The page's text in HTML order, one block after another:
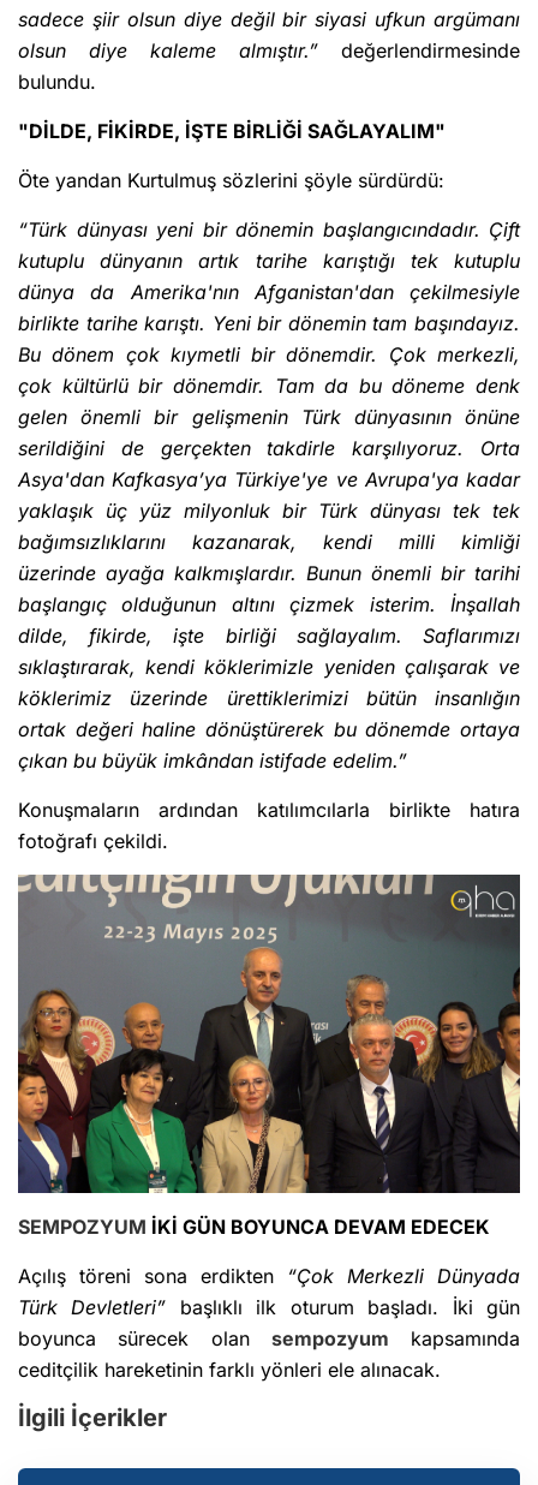
sadece şiir olsun diye değil bir siyasi ufkun argümanı
olsun diye kaleme almıştır.” değerlendirmesinde
bulundu.
"DİLDE, FİKİRDE, İŞTE BİRLİĞİ SAĞLAYALIM"
Öte yandan Kurtulmuş sözlerini şöyle sürdürdü:
“Türk dünyası yeni bir dönemin başlangıcındadır. Çift
kutuplu dünyanın artık tarihe karıştığı tek kutuplu
dünya da Amerika'nın Afganistan'dan çekilmesiyle
birlikte tarihe karıştı. Yeni bir dönemin tam başındayız.
Bu dönem çok kıymetli bir dönemdir. Çok merkezli,
çok kültürlü bir dönemdir. Tam da bu döneme denk
gelen önemli bir gelişmenin Türk dünyasının önüne
serildiğini de gerçekten takdirle karşılıyoruz. Orta
Asya'dan Kafkasya’ya Türkiye'ye ve Avrupa'ya kadar
yaklaşık üç yüz milyonluk bir Türk dünyası tek tek
bağımsızlıklarını kazanarak, kendi milli kimliği
üzerinde ayağa kalkmışlardır. Bunun önemli bir tarihi
başlangıç olduğunun altını çizmek isterim. İnşallah
dilde, fikirde, işte birliği sağlayalım. Saflarımızı
sıklaştırarak, kendi köklerimizle yeniden çalışarak ve
köklerimiz üzerinde ürettiklerimizi bütün insanlığın
ortak değeri haline dönüştürerek bu dönemde ortaya
çıkan bu büyük imkândan istifade edelim.”
Konuşmaların ardından katılımcılarla birlikte hatıra
fotoğrafı çekildi.
SEMPOZYUM İKİ GÜN BOYUNCA DEVAM EDECEK
Açılış töreni sona erdikten “Çok Merkezli Dünyada
Türk Devletleri” başlıklı ilk oturum başladı. İki gün
boyunca sürecek olan sempozyum kapsamında
ceditçilik hareketinin farklı yönleri ele alınacak.
İlgili İçerikler